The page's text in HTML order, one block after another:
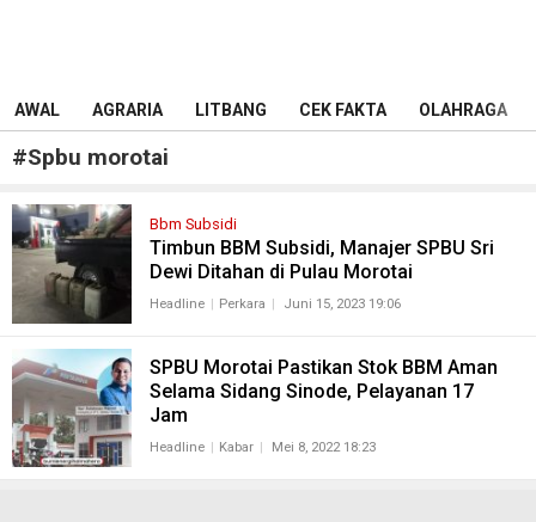
AWAL AGRARIA LITBANG CEK FAKTA OLAHRAGA
#Spbu morotai
Bbm Subsidi
Timbun BBM Subsidi, Manajer SPBU Sri
Dewi Ditahan di Pulau Morotai
Headline Perkara Juni 15, 2023 19:06
SPBU Morotai Pastikan Stok BBM Aman
Selama Sidang Sinode, Pelayanan 17
Jam
Headline Kabar Mei 8, 2022 18:23